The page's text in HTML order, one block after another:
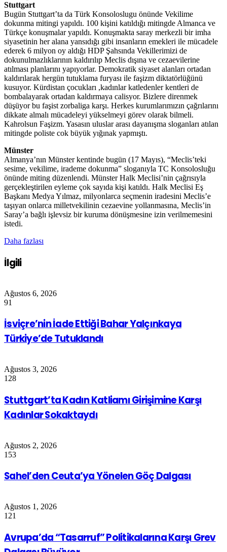
Stuttgart
Bugün Stuttgart’ta da Türk Konsoloslugu önünde Vekilime
dokunma mitingi yapıldı. 100 kişini katıldığı mitingde Almanca ve
Türkçe konuşmalar yapıldı. Konuşmakta saray merkezli bir imha
siyasetinin her alana yansıdığı gibi insanların emekleri ile mücadele
ederek 6 milyon oy aldığı HDP Şahsında Vekillerimizi de
dokunulmazlıklarının kaldırılıp Meclis dışına ve cezaevilerine
atılması planlarını yapıyorlar. Demokratik siyaset alanları ortadan
kaldırılarak hergün tutuklama furyası ile faşizm diktatörlüğünü
kusuyor. Kürdistan çocukları ,kadınlar katledenler kentleri de
bombalayarak ortadan kaldırmaya calisyor. Bizlere direnmek
düşüyor bu faşist zorbaliga karşı. Herkes kurumlarımızın çağrılarını
dikkate almalı mücadeleyi yükselmeyi görev olarak bilmeli.
Kahrolsun Faşizm. Yasasın uluslar arası dayanışma sloganları atılan
mitingde poliste cok büyük yığınak yapmıştı.
Münster
Almanya’nın Münster kentinde bugün (17 Mayıs), “Meclis’teki
sesime, vekilime, irademe dokunma” sloganıyla TC Konsolosluğu
önünde miting düzenlendi. Münster Halk Meclisi’nin çağrısıyla
gerçekleştirilen eyleme çok sayıda kişi katıldı. Halk Meclisi Eş
Başkanı Medya Yılmaz, milyonlarca seçmenin iradesini Meclis’e
taşıyan onlarca milletvekilinin cezaevine yollanmasına, Meclis’in
Saray’a bağlı işlevsiz bir kuruma dönüşmesine izin verilmemesini
istedi.
Daha fazlası
İlgili
Ağustos 6, 2026
91
İsviçre’nin İade Ettiği Bahar Yalçınkaya
Türkiye’de Tutuklandı
Ağustos 3, 2026
128
Stuttgart’ta Kadın Katliamı Girişimine Karşı
Kadınlar Sokaktaydı
Ağustos 2, 2026
153
Sahel’den Ceuta’ya Yönelen Göç Dalgası
Ağustos 1, 2026
121
Avrupa’da “Tasarruf” Politikalarına Karşı Grev